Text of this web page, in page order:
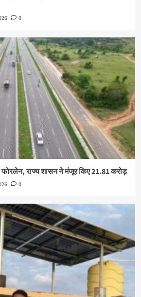
0
फोरलेन, राज्य शासन ने मंजूर किए 21.81 करोड़
0